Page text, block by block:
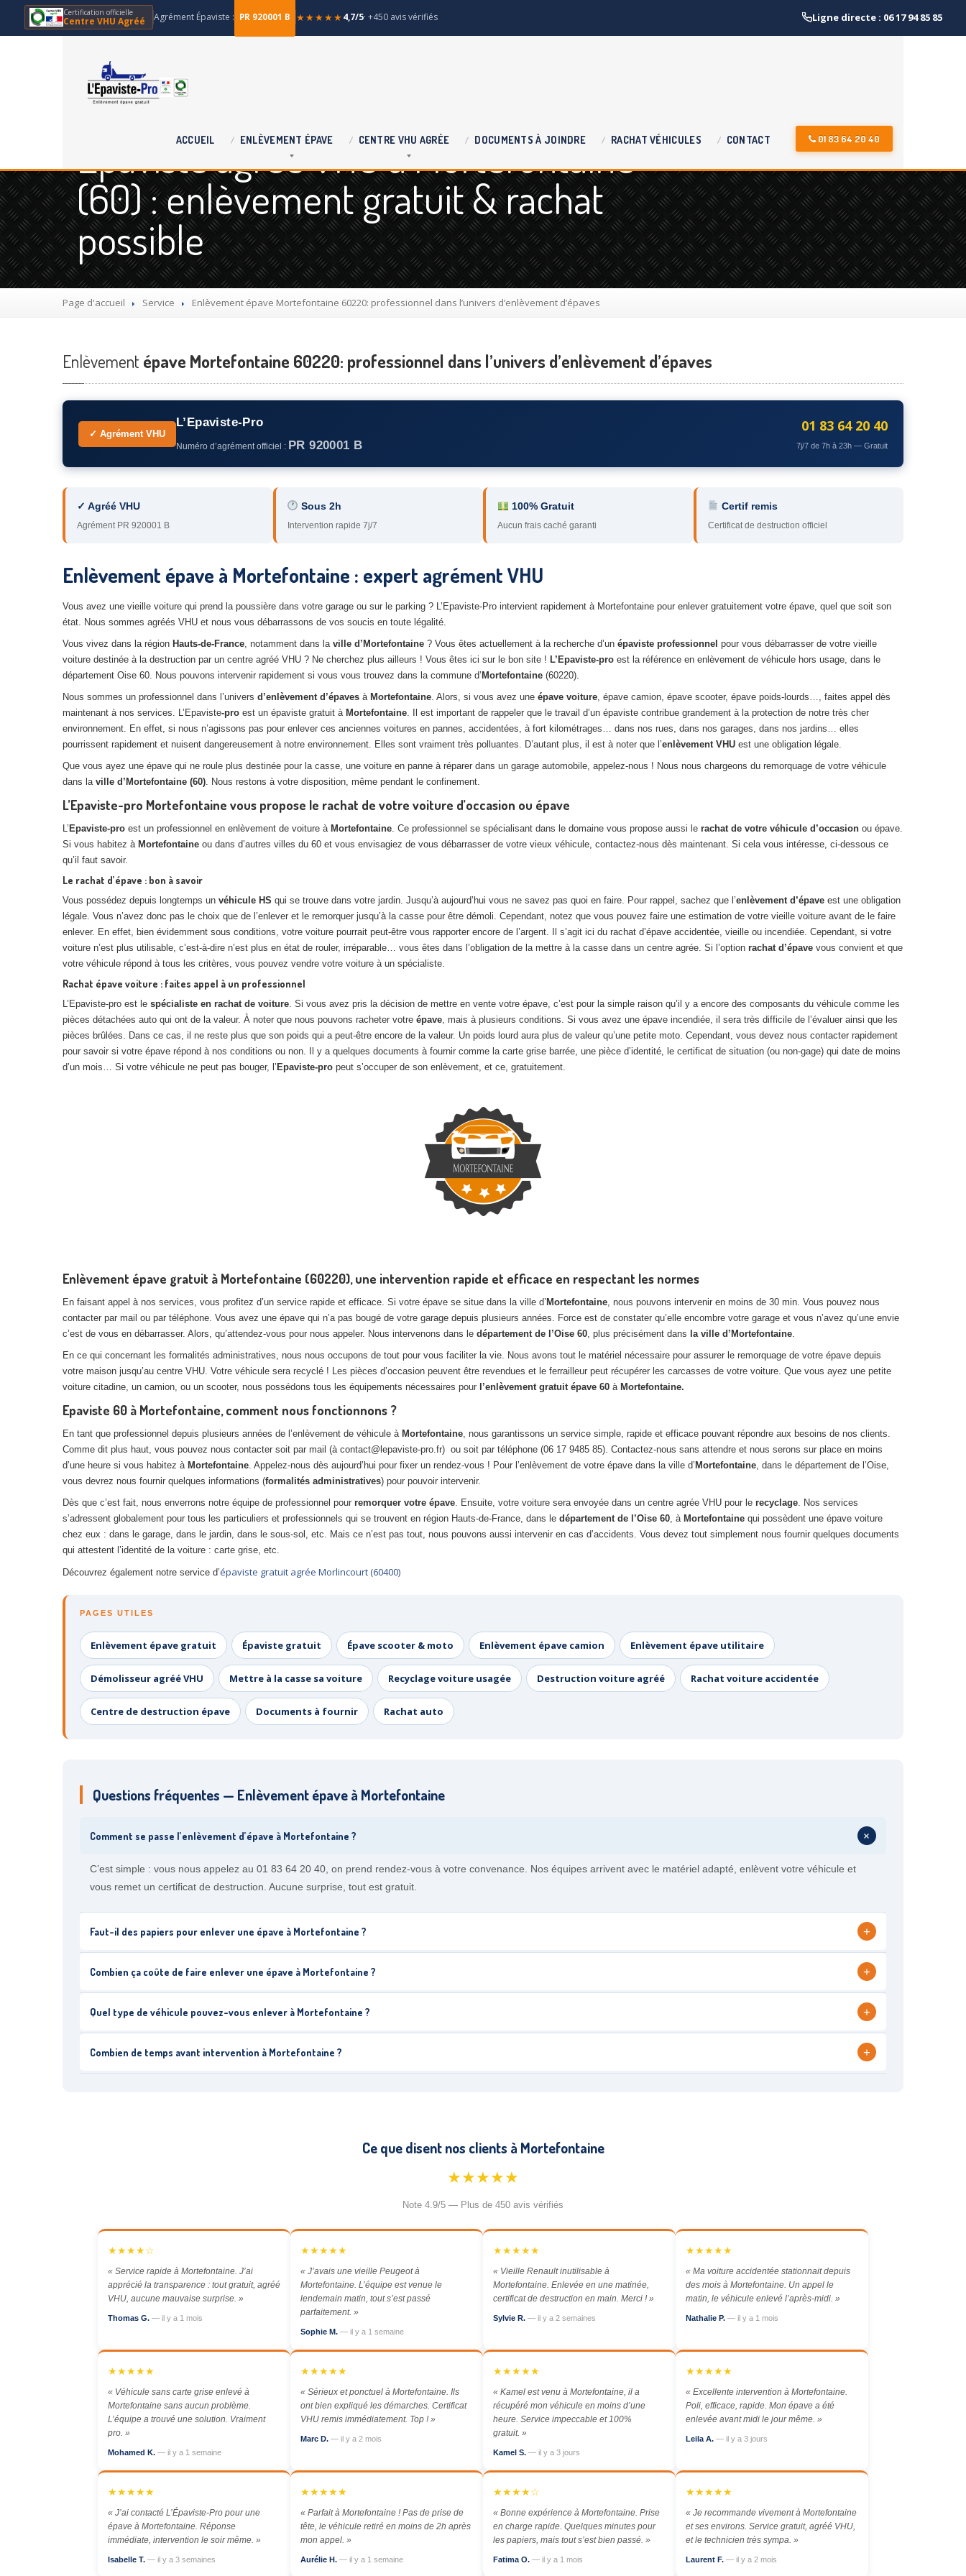
Certification officielle
Centre VHU Agréé Agrément Épaviste : PR 920001 B ★★★★★4,7/5· +450 avis vérifiés Ligne directe : 06 17 94 85 85
ACCUEIL ENLÈVEMENT ÉPAVE CENTRE VHU AGRÉE DOCUMENTS À JOINDRE RACHAT VÉHICULES CONTACT 01 83 64 20 40
Épaviste agréé VHU à Mortefontaine
(60) : enlèvement gratuit & rachat
possible
Page d'accueil Service Enlèvement épave Mortefontaine 60220: professionnel dans l’univers d’enlèvement d’épaves
Enlèvement épave Mortefontaine 60220: professionnel dans l’univers d’enlèvement d’épaves
✓ Agrément VHU
L’Epaviste-Pro
Numéro d’agrément officiel : PR 920001 B
01 83 64 20 40
7j/7 de 7h à 23h — Gratuit
✓ Agréé VHU
Agrément PR 920001 B
Sous 2h
Intervention rapide 7j/7
100% Gratuit
Aucun frais caché garanti
Certif remis
Certificat de destruction officiel
Enlèvement épave à Mortefontaine : expert agrément VHU
Vous avez une vieille voiture qui prend la poussière dans votre garage ou sur le parking ? L’Epaviste-Pro intervient rapidement à Mortefontaine pour enlever gratuitement votre épave, quel que soit son
état. Nous sommes agréés VHU et nous vous débarrassons de vos soucis en toute légalité.
Vous vivez dans la région Hauts-de-France, notamment dans la ville d’Mortefontaine ? Vous êtes actuellement à la recherche d’un épaviste professionnel pour vous débarrasser de votre vieille
voiture destinée à la destruction par un centre agréé VHU ? Ne cherchez plus ailleurs ! Vous êtes ici sur le bon site ! L’Epaviste-pro est la référence en enlèvement de véhicule hors usage, dans le
département Oise 60. Nous pouvons intervenir rapidement si vous vous trouvez dans la commune d’ Mortefontaine (60220).
Nous sommes un professionnel dans l’univers d’enlèvement d’épaves à Mortefontaine. Alors, si vous avez une épave voiture, épave camion, épave scooter, épave poids-lourds…, faites appel dès
maintenant à nos services. L’Epaviste-pro est un épaviste gratuit à Mortefontaine. Il est important de rappeler que le travail d’un épaviste contribue grandement à la protection de notre très cher
environnement. En effet, si nous n’agissons pas pour enlever ces anciennes voitures en pannes, accidentées, à fort kilométrages… dans nos rues, dans nos garages, dans nos jardins… elles
pourrissent rapidement et nuisent dangereusement à notre environnement. Elles sont vraiment très polluantes. D’autant plus, il est à noter que l’enlèvement VHU est une obligation légale.
Que vous ayez une épave qui ne roule plus destinée pour la casse, une voiture en panne à réparer dans un garage automobile, appelez-nous ! Nous nous chargeons du remorquage de votre véhicule
dans la ville d’Mortefontaine (60). Nous restons à votre disposition, même pendant le confinement.
L’Epaviste-pro Mortefontaine vous propose le rachat de votre voiture d’occasion ou épave
L’ Epaviste-pro est un professionnel en enlèvement de voiture à Mortefontaine. Ce professionnel se spécialisant dans le domaine vous propose aussi le rachat de votre véhicule d’occasion ou épave.
Si vous habitez à Mortefontaine ou dans d’autres villes du 60 et vous envisagiez de vous débarrasser de votre vieux véhicule, contactez-nous dès maintenant. Si cela vous intéresse, ci-dessous ce
qu’il faut savoir.
Le rachat d’épave : bon à savoir
Vous possédez depuis longtemps un véhicule HS qui se trouve dans votre jardin. Jusqu’à aujourd’hui vous ne savez pas quoi en faire. Pour rappel, sachez que l’enlèvement d’épave est une obligation
légale. Vous n’avez donc pas le choix que de l’enlever et le remorquer jusqu’à la casse pour être démoli. Cependant, notez que vous pouvez faire une estimation de votre vieille voiture avant de le faire
enlever. En effet, bien évidemment sous conditions, votre voiture pourrait peut-être vous rapporter encore de l’argent. Il s’agit ici du rachat d’épave accidentée, vieille ou incendiée. Cependant, si votre
voiture n’est plus utilisable, c’est-à-dire n’est plus en état de rouler, irréparable… vous êtes dans l’obligation de la mettre à la casse dans un centre agrée. Si l’option rachat d’épave vous convient et que
votre véhicule répond à tous les critères, vous pouvez vendre votre voiture à un spécialiste.
Rachat épave voiture : faites appel à un professionnel
L’Epaviste-pro est le spécialiste en rachat de voiture. Si vous avez pris la décision de mettre en vente votre épave, c’est pour la simple raison qu’il y a encore des composants du véhicule comme les
pièces détachées auto qui ont de la valeur. À noter que nous pouvons racheter votre épave, mais à plusieurs conditions. Si vous avez une épave incendiée, il sera très difficile de l’évaluer ainsi que les
pièces brûlées. Dans ce cas, il ne reste plus que son poids qui a peut-être encore de la valeur. Un poids lourd aura plus de valeur qu’une petite moto. Cependant, vous devez nous contacter rapidement
pour savoir si votre épave répond à nos conditions ou non. Il y a quelques documents à fournir comme la carte grise barrée, une pièce d’identité, le certificat de situation (ou non-gage) qui date de moins
d’un mois… Si votre véhicule ne peut pas bouger, l’ Epaviste-pro peut s’occuper de son enlèvement, et ce, gratuitement.
Enlèvement épave gratuit à Mortefontaine (60220), une intervention rapide et efficace en respectant les normes
En faisant appel à nos services, vous profitez d’un service rapide et efficace. Si votre épave se situe dans la ville d’ Mortefontaine, nous pouvons intervenir en moins de 30 min. Vous pouvez nous
contacter par mail ou par téléphone. Vous avez une épave qui n’a pas bougé de votre garage depuis plusieurs années. Force est de constater qu’elle encombre votre garage et vous n’avez qu’une envie
c’est de vous en débarrasser. Alors, qu’attendez-vous pour nous appeler. Nous intervenons dans le département de l’Oise 60, plus précisément dans la ville d’Mortefontaine.
En ce qui concernant les formalités administratives, nous nous occupons de tout pour vous faciliter la vie. Nous avons tout le matériel nécessaire pour assurer le remorquage de votre épave depuis
votre maison jusqu’au centre VHU. Votre véhicule sera recyclé ! Les pièces d’occasion peuvent être revendues et le ferrailleur peut récupérer les carcasses de votre voiture. Que vous ayez une petite
voiture citadine, un camion, ou un scooter, nous possédons tous les équipements nécessaires pour l’enlèvement gratuit épave 60 à Mortefontaine.
Epaviste 60 à Mortefontaine, comment nous fonctionnons ?
En tant que professionnel depuis plusieurs années de l’enlèvement de véhicule à Mortefontaine, nous garantissons un service simple, rapide et efficace pouvant répondre aux besoins de nos clients.
Comme dit plus haut, vous pouvez nous contacter soit par mail (à contact@lepaviste-pro.fr) ou soit par téléphone (06 17 9485 85). Contactez-nous sans attendre et nous serons sur place en moins
d’une heure si vous habitez à Mortefontaine. Appelez-nous dès aujourd’hui pour fixer un rendez-vous ! Pour l’enlèvement de votre épave dans la ville d’ Mortefontaine, dans le département de l’Oise,
vous devrez nous fournir quelques informations (formalités administratives) pour pouvoir intervenir.
Dès que c’est fait, nous enverrons notre équipe de professionnel pour remorquer votre épave. Ensuite, votre voiture sera envoyée dans un centre agrée VHU pour le recyclage. Nos services
s’adressent globalement pour tous les particuliers et professionnels qui se trouvent en région Hauts-de-France, dans le département de l’Oise 60, à Mortefontaine qui possèdent une épave voiture
chez eux : dans le garage, dans le jardin, dans le sous-sol, etc. Mais ce n’est pas tout, nous pouvons aussi intervenir en cas d’accidents. Vous devez tout simplement nous fournir quelques documents
qui attestent l’identité de la voiture : carte grise, etc.
Découvrez également notre service d’épaviste gratuit agrée Morlincourt (60400)
PAGES UTILES
Enlèvement épave gratuit Épaviste gratuit Épave scooter & moto Enlèvement épave camion Enlèvement épave utilitaire
Démolisseur agréé VHU Mettre à la casse sa voiture Recyclage voiture usagée Destruction voiture agréé Rachat voiture accidentée
Centre de destruction épave Documents à fournir Rachat auto
Questions fréquentes — Enlèvement épave à Mortefontaine
Comment se passe l’enlèvement d’épave à Mortefontaine ? +
C’est simple : vous nous appelez au 01 83 64 20 40, on prend rendez-vous à votre convenance. Nos équipes arrivent avec le matériel adapté, enlèvent votre véhicule et
vous remet un certificat de destruction. Aucune surprise, tout est gratuit.
Faut-il des papiers pour enlever une épave à Mortefontaine ? +
Combien ça coûte de faire enlever une épave à Mortefontaine ? +
Quel type de véhicule pouvez-vous enlever à Mortefontaine ? +
Combien de temps avant intervention à Mortefontaine ? +
Ce que disent nos clients à Mortefontaine
★★★★★
Note 4.9/5 — Plus de 450 avis vérifiés
★★★★☆
« Service rapide à Mortefontaine. J’ai
apprécié la transparence : tout gratuit, agréé
VHU, aucune mauvaise surprise. »
Thomas G. — il y a 1 mois
★★★★★
« J’avais une vieille Peugeot à
Mortefontaine. L’équipe est venue le
lendemain matin, tout s’est passé
parfaitement. »
Sophie M. — il y a 1 semaine
★★★★★
« Vieille Renault inutilisable à
Mortefontaine. Enlevée en une matinée,
certificat de destruction en main. Merci ! »
Sylvie R. — il y a 2 semaines
★★★★★
« Ma voiture accidentée stationnait depuis
des mois à Mortefontaine. Un appel le
matin, le véhicule enlevé l’après-midi. »
Nathalie P. — il y a 1 mois
★★★★★
« Véhicule sans carte grise enlevé à
Mortefontaine sans aucun problème.
L’équipe a trouvé une solution. Vraiment
pro. »
Mohamed K. — il y a 1 semaine
★★★★★
« Sérieux et ponctuel à Mortefontaine. Ils
ont bien expliqué les démarches. Certificat
VHU remis immédiatement. Top ! »
Marc D. — il y a 2 mois
★★★★★
« Kamel est venu à Mortefontaine, il a
récupéré mon véhicule en moins d’une
heure. Service impeccable et 100%
gratuit. »
Kamel S. — il y a 3 jours
★★★★★
« Excellente intervention à Mortefontaine.
Poli, efficace, rapide. Mon épave a été
enlevée avant midi le jour même. »
Leila A. — il y a 3 jours
★★★★★
« J’ai contacté L’Épaviste-Pro pour une
épave à Mortefontaine. Réponse
immédiate, intervention le soir même. »
Isabelle T. — il y a 3 semaines
★★★★★
« Parfait à Mortefontaine ! Pas de prise de
tête, le véhicule retiré en moins de 2h après
mon appel. »
Aurélie H. — il y a 1 semaine
★★★★☆
« Bonne expérience à Mortefontaine. Prise
en charge rapide. Quelques minutes pour
les papiers, mais tout s’est bien passé. »
Fatima O. — il y a 1 mois
★★★★★
« Je recommande vivement à Mortefontaine
et ses environs. Service gratuit, agréé VHU,
et le technicien très sympa. »
Laurent F. — il y a 2 mois